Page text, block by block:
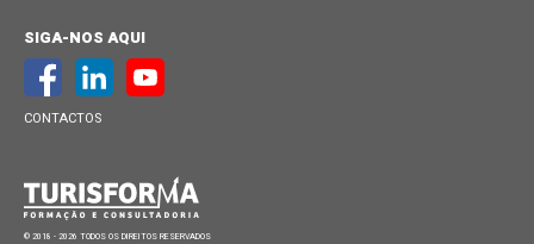
SIGA-NOS AQUI
CONTACTOS
© 2018 - 2026 TODOS OS DIREITOS RESERVADOS